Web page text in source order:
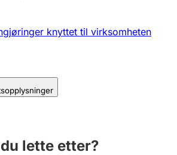
knyttet til virksomheten
lette etter?